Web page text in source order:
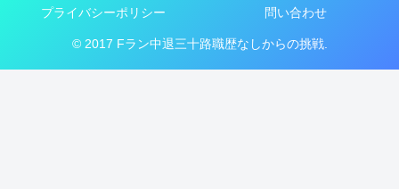
プライバシーポリシー 問い合わせ
© 2017 Fラン中退三十路職歴なしからの挑戦.